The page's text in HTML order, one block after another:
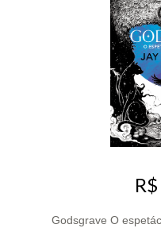
Godsgrave O